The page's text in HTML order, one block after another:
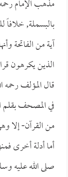
مذهب الإمام
بالبسملة, خلافاً
آية من الفاتحة
الذين يكرهون
قال المؤلف
في المصحف
من القرآن- إلا
أما أدلة أخرى
صلى الله عليه